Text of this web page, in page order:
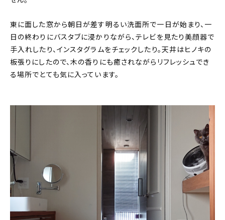
東に面した窓から朝日が差す明るい洗面所で一日が始まり、一
日の終わりにバスタブに浸かりながら、テレビを見たり美顔器で
手入れしたり、インスタグラムをチェックしたり。天井はヒノキの
板張りにしたので、木の香りにも癒されながらリフレッシュでき
る場所でとても気に入っています。